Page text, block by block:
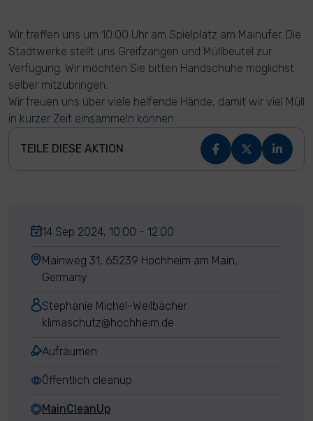
Wir treffen uns um 10:00 Uhr am Spielplatz am Mainufer. Die
Stadtwerke stellt uns Greifzangen und Müllbeutel zur
Verfügung. Wir möchten Sie bitten Handschuhe möglichst
selber mitzubringen.
Wir freuen uns über viele helfende Hände, damit wir viel Müll
in kurzer Zeit einsammeln können.
TEILE DIESE AKTION
14 Sep 2024, 10:00 - 12:00
Mainweg 31, 65239 Hochheim am Main,
Germany
Stephanie Michel-Weilbächer
klimaschutz@hochheim.de
Aufräumen
Öffentlich cleanup
MainCleanUp